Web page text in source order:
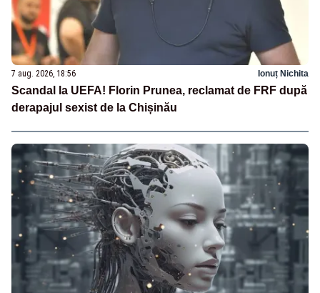
7 aug. 2026, 18:56 Ionuț Nichita
Scandal la UEFA! Florin Prunea, reclamat de FRF după
derapajul sexist de la Chișinău